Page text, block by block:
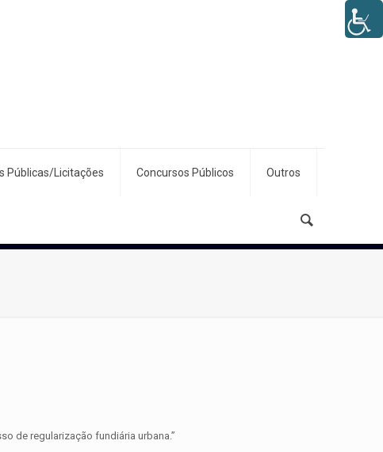
Públicas/Licitações Concursos Públicos Outros
de regularização fundiária urbana.”